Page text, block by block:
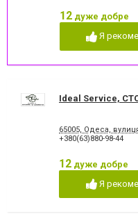
Ремонт бамперів
Ремонт двигуна
Ремонт легкових авто
Ремонт стартерів та
Ремонт форсунок
Ремонт ходової частини
12 дуже добре
Я
Ideal Service,
65005, Одеса,
+380(63)880-98-44
12 дуже добре
Я